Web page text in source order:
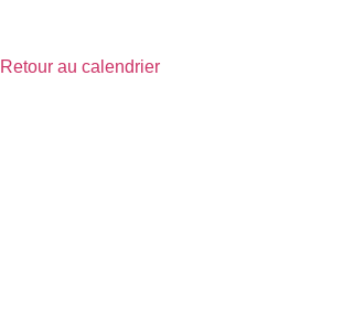
Retour au calendrier